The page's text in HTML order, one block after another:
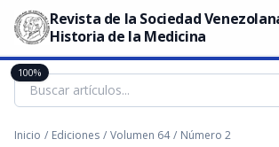
Revista de la Sociedad
Historia de la Medicina
Inicio / Ediciones / Volumen 64 / Número 2
100%